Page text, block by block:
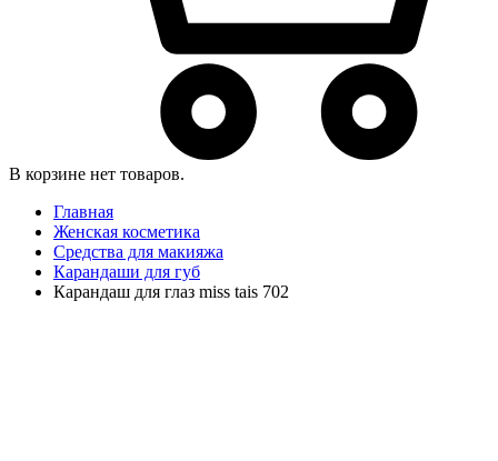
В корзине нет товаров.
Главная
Женская косметика
Средства для макияжа
Карандаши для губ
Карандаш для глаз miss tais 702